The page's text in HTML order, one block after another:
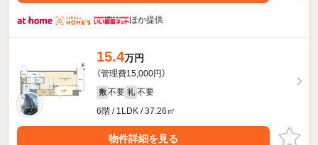
ほか提供
15.4万円
（管理費15,000円）
敷 不要 礼 不要
6階 / 1LDK / 37.26㎡
物件詳細を見る